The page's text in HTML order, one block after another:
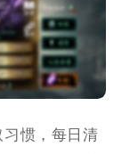
习惯，每日清